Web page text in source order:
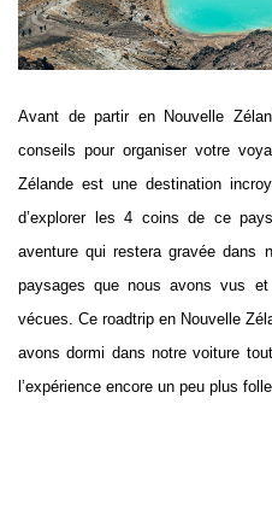
Avant de partir en Nouvelle
conseils pour organiser votre
Zélande est une destination
d’explorer les 4 coins de ce
aventure qui restera gravée dans
paysages que nous avons vus
vécues. Ce roadtrip en Nouvelle
avons dormi dans notre voiture
l’expérience encore un peu plus